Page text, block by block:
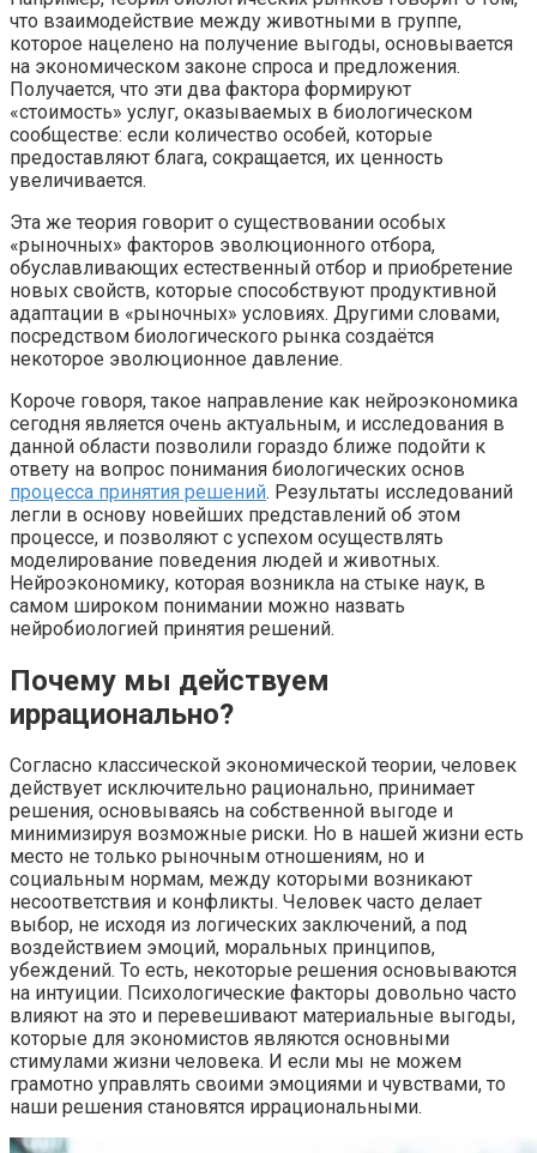
что взаимодействие между животными в группе,
которое нацелено на получение выгоды, основывается
на экономическом законе спроса и предложения.
Получается, что эти два фактора формируют
«стоимость» услуг, оказываемых в биологическом
сообществе: если количество особей, которые
предоставляют блага, сокращается, их ценность
увеличивается.
Эта же теория говорит о существовании особых
«рыночных» факторов эволюционного отбора,
обуславливающих естественный отбор и приобретение
новых свойств, которые способствуют продуктивной
адаптации в «рыночных» условиях. Другими словами,
посредством биологического рынка создаётся
некоторое эволюционное давление.
Короче говоря, такое направление как нейроэкономика
сегодня является очень актуальным, и исследования в
данной области позволили гораздо ближе подойти к
ответу на вопрос понимания биологических основ
процесса принятия решений. Результаты исследований
легли в основу новейших представлений об этом
процессе, и позволяют с успехом осуществлять
моделирование поведения людей и животных.
Нейроэкономику, которая возникла на стыке наук, в
самом широком понимании можно назвать
нейробиологией принятия решений.
Почему мы действуем
иррационально?
Согласно классической экономической теории, человек
действует исключительно рационально, принимает
решения, основываясь на собственной выгоде и
минимизируя возможные риски. Но в нашей жизни есть
место не только рыночным отношениям, но и
социальным нормам, между которыми возникают
несоответствия и конфликты. Человек часто делает
выбор, не исходя из логических заключений, а под
воздействием эмоций, моральных принципов,
убеждений. То есть, некоторые решения основываются
на интуиции. Психологические факторы довольно часто
влияют на это и перевешивают материальные выгоды,
которые для экономистов являются основными
стимулами жизни человека. И если мы не можем
грамотно управлять своими эмоциями и чувствами, то
наши решения становятся иррациональными.